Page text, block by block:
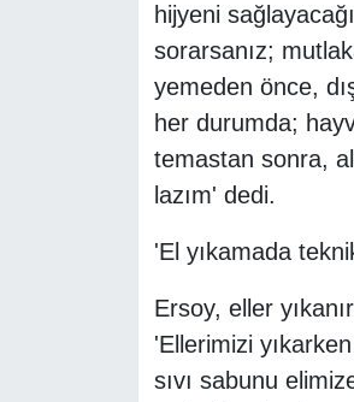
hijyeni
sorarsanız;
yemeden önce,
her durumda;
temastan sonra,
lazım' dedi.
'El yıkamada
Ersoy, eller
'Ellerimizi
sıvı sabunu